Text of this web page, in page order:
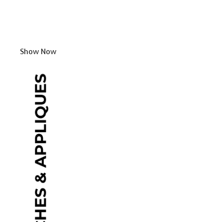
Show Now